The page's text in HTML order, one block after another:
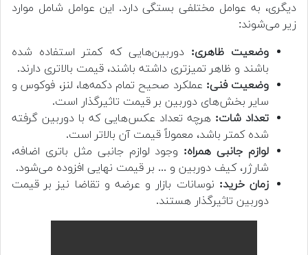
دیگری، به عوامل مختلفی بستگی دارد. این عوامل شامل موارد
زیر می‌شوند:
وضعیت ظاهری: دوربین‌هایی که کمتر استفاده شده
باشند و ظاهر تمیزتری داشته باشند، قیمت بالاتری دارند.
وضعیت فنی: عملکرد صحیح تمام دکمه‌ها، لنز، فوکوس و
سایر بخش‌های دوربین بر قیمت تاثیرگذار است.
تعداد شات: هرچه تعداد عکس‌هایی که با دوربین گرفته
شده کمتر باشد، معمولاً قیمت آن بالاتر است.
لوازم جانبی همراه: وجود لوازم جانبی مثل باتری اضافه،
شارژر، کیف دوربین و ... بر قیمت نهایی افزوده می‌شود.
زمان خرید: نوسانات بازار و عرضه و تقاضا نیز بر قیمت
دوربین تاثیرگذار هستند.